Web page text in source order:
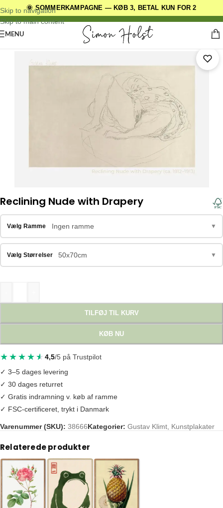
🌞 SOMMERKAMPAGNE — KØB 3, BETAL KUN FOR 2
Skip to navigation
Skip to main content
DANSKE ORIGINALE DESIGNS
MENU
Forside Gustav Klimt
Reclining Nude with Drapery
Vælg Ramme Ingen ramme ▼
Vælg Størrelser 50x70cm ▼
TILFØJ TIL KURV
KØB NU
4,5/5 på Trustpilot
✓ 3–5 dages levering
✓ 30 dages returret
✓ Gratis indramning v. køb af ramme
✓ FSC-certificeret, trykt i Danmark
Varenummer (SKU): 38666Kategorier: Gustav Klimt, Kunstplakater
Tags: gustav, gustav klimt, klimt
Relaterede produkter